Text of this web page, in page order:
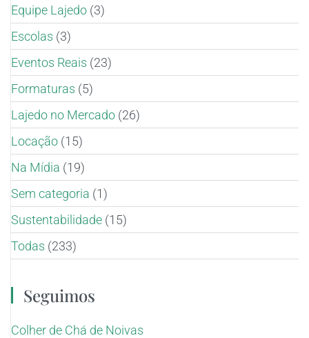
Equipe Lajedo (3)
Escolas (3)
Eventos Reais (23)
Formaturas (5)
Lajedo no Mercado (26)
Locação (15)
Na Mídia (19)
Sem categoria (1)
Sustentabilidade (15)
Todas (233)
Seguimos
Colher de Chá de Noivas